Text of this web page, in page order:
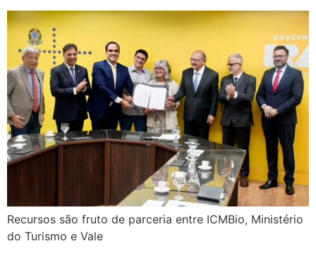
Recursos são fruto de parceria entre ICMBio, Ministério
do Turismo e Vale